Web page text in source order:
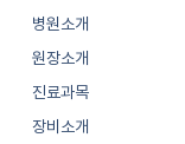
병원소개
원장소개
진료과목
장비소개